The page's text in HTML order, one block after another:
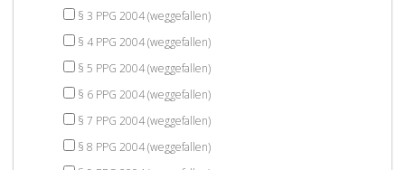
§ 3 PPG 2004 (weggefallen)
§ 4 PPG 2004 (weggefallen)
§ 5 PPG 2004 (weggefallen)
§ 6 PPG 2004 (weggefallen)
§ 7 PPG 2004 (weggefallen)
§ 8 PPG 2004 (weggefallen)